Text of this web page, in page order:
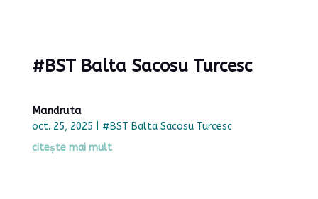
#BST Balta Sacosu Turcesc
Mandruta
oct. 25, 2025
#BST Balta Sacosu Turcesc
citește mai mult